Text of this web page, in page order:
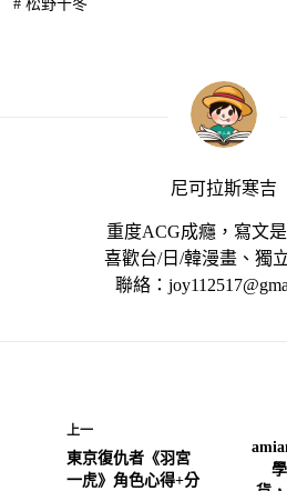
#松野千冬
尼可拉斯寒吉
重度ACG成癮，寫文是
喜歡台/日/韓漫畫、獨
聯絡：
上一
東京復仇者《羽宮
一虎》角色心得+分